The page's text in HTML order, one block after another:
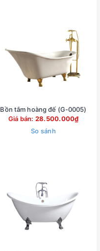
Bồn tắm hoàng đế (G-0005)
Giá bán: 28.500.000₫
So sánh